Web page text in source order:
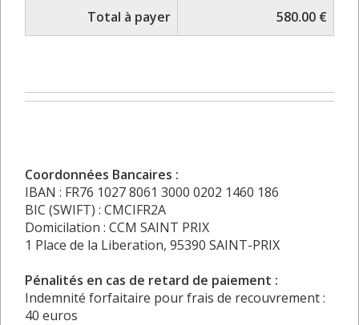
Total à payer
580.00 €
Coordonnées Bancaires :
IBAN : FR76 1027 8061 3000 0202 1460 186
BIC (SWIFT) : CMCIFR2A
Domicilation : CCM SAINT PRIX
1 Place de la Liberation, 95390 SAINT-PRIX
Pénalités en cas de retard de paiement :
Indemnité forfaitaire pour frais de recouvrement :
40 euros